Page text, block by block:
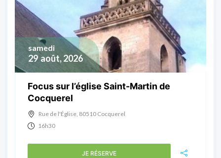
29 août, 2026
samedi
Focus sur l’église Saint-Martin de
Cocquerel
Rue de l'Église, 80510 Cocquerel
16h30
JE RÉSERVE